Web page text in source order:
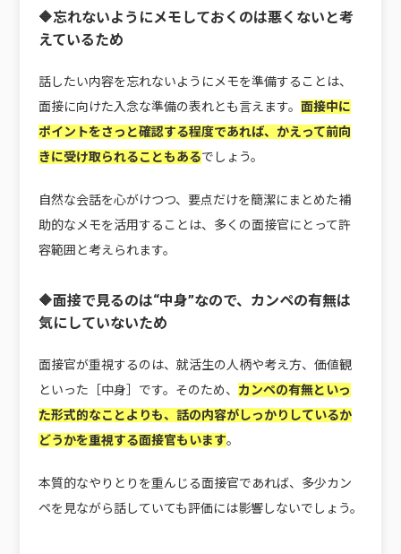
🔶忘れないようにメモしておくのは悪くないと考
えているため
話したい内容を忘れないようにメモを準備することは、
面接に向けた入念な準備の表れとも言えます。 面接中に
ポイントをさっと確認する程度であれば、かえって前向
きに受け取られることもあるでしょう。
自然な会話を心がけつつ、要点だけを簡潔にまとめた補
助的なメモを活用することは、多くの面接官にとって許
容範囲と考えられます。
🔶面接で見るのは“中身”なので、カンペの有無は
気にしていないため
面接官が重視するのは、就活生の人柄や考え方、価値観
といった［中身］です。そのため、 カンペの有無といっ
た形式的なことよりも、話の内容がしっかりしているか
どうかを重視する面接官もいます。
本質的なやりとりを重んじる面接官であれば、多少カン
ペを見ながら話していても評価には影響しないでしょう。